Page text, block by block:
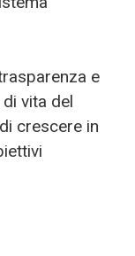
e
vita del
crescere in